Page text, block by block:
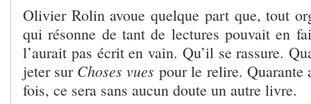
Olivier Rolin avoue quelque part que, tout
qui résonne de tant de lectures pouvait en
l’aurait pas écrit en vain. Qu’il se rassure.
jeter sur Choses vuespour le relire. Quarante
fois, ce sera sans aucun doute un autre livre.